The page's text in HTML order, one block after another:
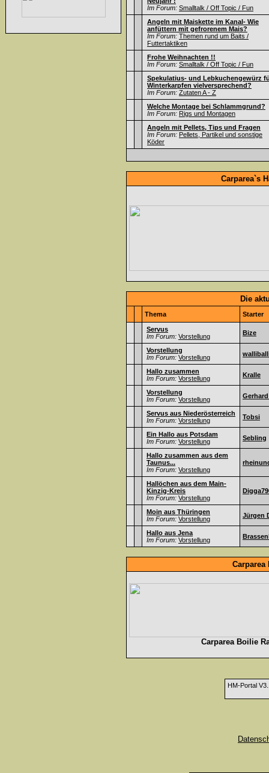
Im Forum: Smalltalk / Off Topic / Fun
Angeln mit Maiskette im Kanal- Wie
anfüttern mit gefrorenem Mais?
Im Forum: Themen rund um Baits /
Futtertaktiken
Frohe Weihnachten !!
Im Forum: Smalltalk / Off Topic / Fun
Spekulatius- und Lebkuchengewürz
Winterkarpfen vielversprechend?
Im Forum: Zutaten A - Z
Welche Montage bei Schlammgrund?
Im Forum: Rigs und Montagen
Angeln mit Pellets, Tips und Fragen
Im Forum: Pellets, Partikel und sonstige
Köder
Carparea`s
Die
Thema Starter
Servus
Im Forum: Vorstellung Bize
Vorstellung
Im Forum: Vorstellung
Hallo zusammen
Im Forum: Vorstellung Kralle
Vorstellung
Im Forum: Vorstellung Gerhard
Servus aus Niederösterreich
Im Forum: Vorstellung Tobsi
Ein Hallo aus Potsdam
Im Forum: Vorstellung Sebling
Hallo zusammen aus dem
Taunus...
Im Forum: Vorstellung
Hallöchen aus dem Main-
Kinzig-Kreis
Im Forum: Vorstellung
Moin aus Thüringen
Im Forum: Vorstellung Jürgen
Hallo aus Jena
Im Forum: Vorstellung
Carparea Boilie
HM-Portal